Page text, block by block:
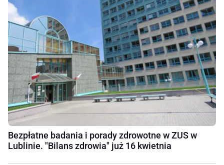
Bezpłatne badania i porady zdrowotne w ZUS w
Lublinie. "Bilans zdrowia" już 16 kwietnia